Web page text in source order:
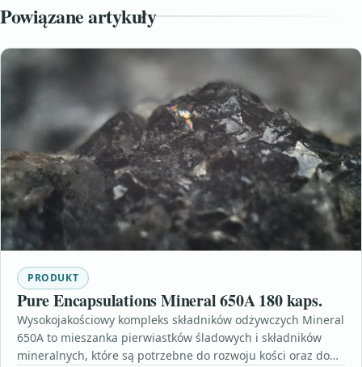
Powiązane artykuły
PRODUKT
Pure Encapsulations Mineral 650A 180 kaps.
Wysokojakościowy kompleks składników odżywczych Mineral
650A to mieszanka pierwiastków śladowych i składników
mineralnych, które są potrzebne do rozwoju kości oraz do